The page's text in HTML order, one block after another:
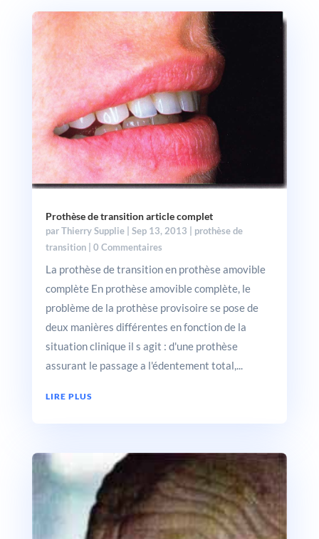
Prothèse de transition article complet
parThierry Supplie| Sep 13, 2013
prothèse de
transition| 0 Commentaires
La prothèse de transition en prothèse amovible
complète En prothèse amovible complète, le
problème de la prothèse provisoire se pose de
deux manières différentes en fonction de la
situation clinique il s agit : d'une prothèse
assurant le passage a l'édentement total,...
LIRE PLUS